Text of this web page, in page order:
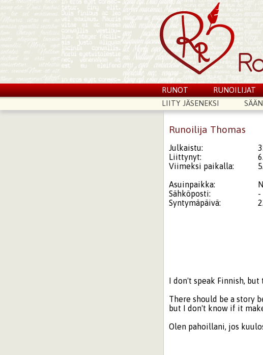
RUNOT RUNOILIJAT
LIITY JÄSENEKSI
Runoilija Thomas
Julkaistu:
Liittynyt:
Viimeksi paikalla:
Asuinpaikka:
Sähköposti:
-
Syntymäpäivä:
I don't speak Finnish,
There should be a story
but I don't know if it
Olen pahoillani, jos